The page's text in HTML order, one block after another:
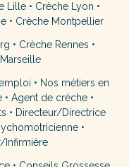
Lille • Crèche Lyon •
• Crèche Montpellier
• Crèche Rennes •
• Nos métiers en
• Agent de crèche•
• Directeur/Directrice
•
Infirmière